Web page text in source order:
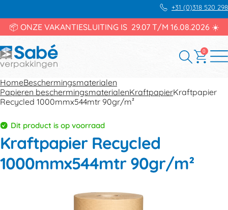
+31 (0)318 520 298
📦 ONZE VAKANTIESLUITING IS 29.07 T/M 16.08.2026 ☀️
0
HomeBeschermingsmaterialen
Papieren beschermingsmaterialenKraftpapierKraftpapier
Recycled 1000mmx544mtr 90gr/m²
Dit product is op voorraad
Kraftpapier Recycled
1000mmx544mtr 90gr/m²